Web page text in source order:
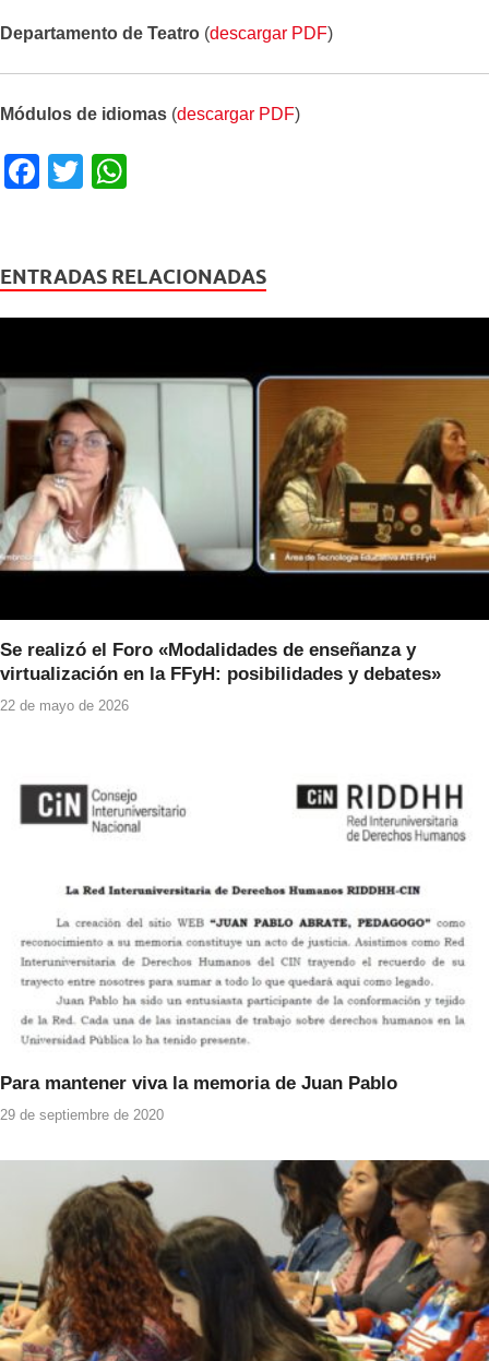
Departamento de Teatro (descargar PDF)
Módulos de idiomas (descargar PDF)
F
e
b
o
k
T
er s
A
p
ENTRADAS RELACIONADAS
Se realizó el Foro «Modalidades de enseñanza y
virtualización en la FFyH: posibilidades y debates»
22 de mayo de 2026
Para mantener viva la memoria de Juan Pablo
29 de septiembre de 2020